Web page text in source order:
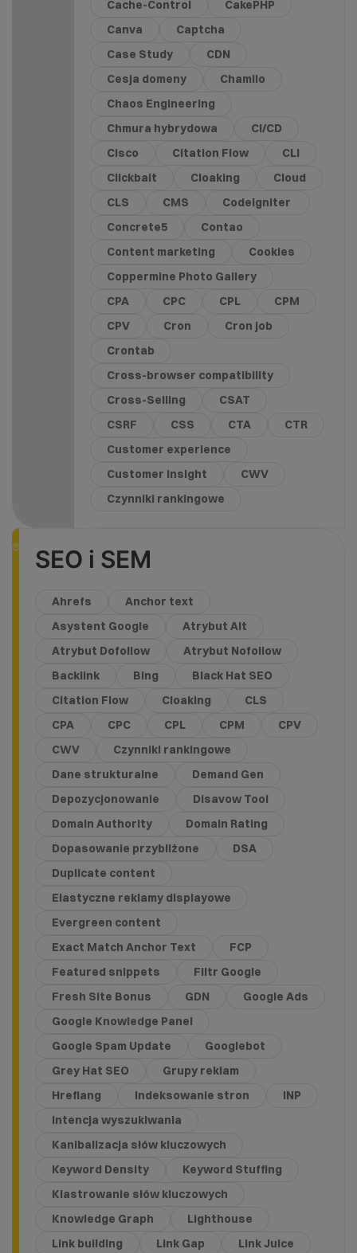
Cache-Control
CakePHP
Canva
Captcha
Case Study
CDN
Cesja domeny
Chamilo
Chaos Engineering
Chmura hybrydowa
CI/CD
Cisco
Citation Flow
CLI
Clickbait
Cloaking
Cloud
CLS
CMS
CodeIgniter
Concrete5
Contao
Content marketing
Cookies
Coppermine Photo Gallery
CPA
CPC CPL
CPM
CPV
Cron
Cron job
Crontab
Cross-browser compatibility
Cross-Selling
CSAT
CSRF
CSS CTA
CTR
Customer experience
Customer Insight
CWV
Czynniki rankingowe
SEO i SEM
Ahrefs
Anchor text
Asystent Google
Atrybut Alt
Atrybut Dofollow
Atrybut Nofollow
Backlink
Bing
Black Hat SEO
Citation Flow
Cloaking
CLS
CPA
CPC CPL CPM
CPV
CWV
Czynniki rankingowe
Dane strukturalne
Demand Gen
Depozycjonowanie
Disavow Tool
Domain Authority
Domain Rating
Dopasowanie przybliżone
DSA
Duplicate content
Elastyczne reklamy displayowe
Evergreen content
Exact Match Anchor Text
FCP
Featured snippets
Filtr Google
Fresh Site Bonus
GDN
Google Ads
Google Knowledge Panel
Google Spam Update
Googlebot
Grey Hat SEO
Grupy reklam
Hreflang
Indeksowanie stron
INP
Intencja wyszukiwania
Kanibalizacja słów kluczowych
Keyword Density
Keyword Stuffing
Klastrowanie słów kluczowych
Knowledge Graph
Lighthouse
Link building
Link Gap
Link Juice